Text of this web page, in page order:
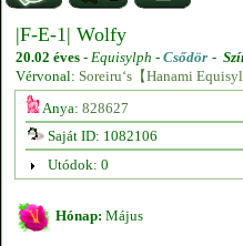
|F-E-1| Wolfy
20.02 éves - Equisylph - Csődör -
Vérvonal: Soreiru‘s【Hanami
Anya: 828627
Saját ID: 1082106
Utódok: 0
Hónap: Május